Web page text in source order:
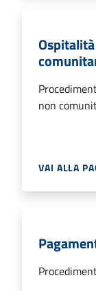
non
VAI ALLA